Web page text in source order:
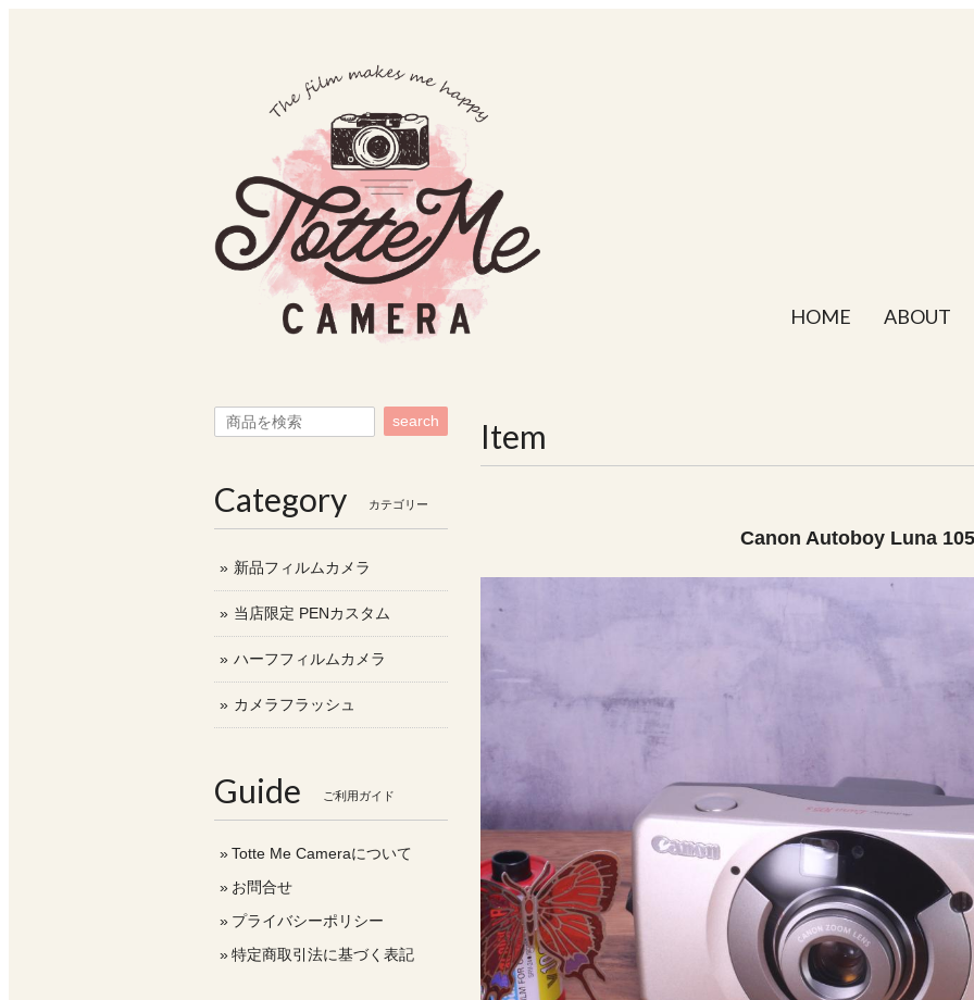
HOME ABOUT
Item
Canon Autoboy Luna
search
Category カテゴリー
新品フィルムカメラ
当店限定 PENカスタム
ハーフフィルムカメラ
カメラフラッシュ
Guide ご利用ガイド
Totte Me Cameraについて
お問合せ
プライバシーポリシー
特定商取引法に基づく表記